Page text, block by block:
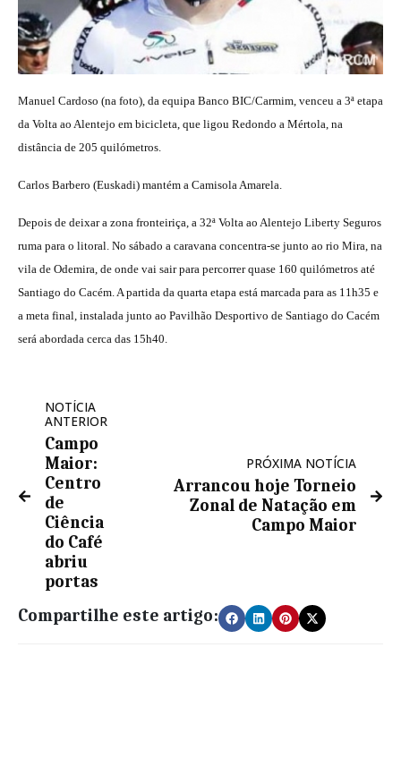
Manuel Cardoso (na foto), da equipa Banco BIC/Carmim, venceu a 3ª etapa
da Volta ao Alentejo em bicicleta, que ligou Redondo a Mértola, na
distância de 205 quilómetros.
Carlos Barbero (Euskadi) mantém a Camisola Amarela.
Depois de deixar a zona fronteiriça, a 32ª Volta ao Alentejo Liberty Seguros
ruma para o litoral. No sábado a caravana concentra-se junto ao rio Mira, na
vila de Odemira, de onde vai sair para percorrer quase 160 quilómetros até
Santiago do Cacém. A partida da quarta etapa está marcada para as 11h35 e
a meta final, instalada junto ao Pavilhão Desportivo de Santiago do Cacém
será abordada cerca das 15h40.
NOTÍCIA
ANTERIOR
Campo
Maior:
Centro
de
Ciência
do Café
abriu
portas
PRÓXIMA NOTÍCIA
Arrancou hoje Torneio
Zonal de Natação em
Campo Maior
Compartilhe este artigo: